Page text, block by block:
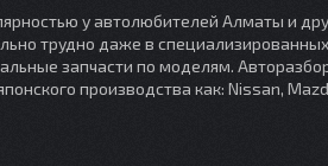
у автолюбителей Алматы и
трудно даже в
запчасти по моделям.
производства как: Nissan,